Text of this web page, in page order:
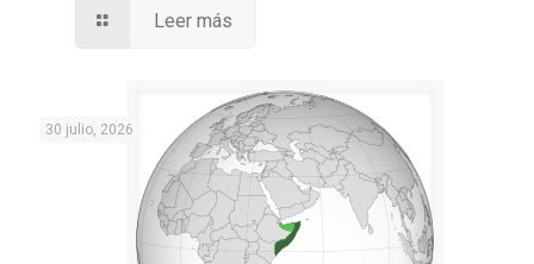
Leer más
30 julio, 2026